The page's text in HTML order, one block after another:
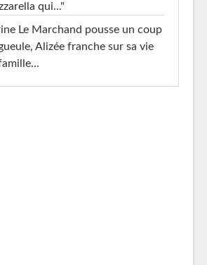
qui..."
Le Marchand pousse un coup
Alizée franche sur sa vie